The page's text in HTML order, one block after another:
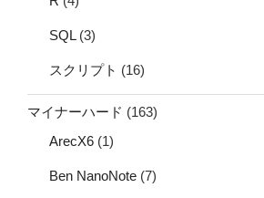
SQL(3)
スクリプト (16)
マイナーハード (163)
ArecX6 (1)
Ben NanoNote (7)